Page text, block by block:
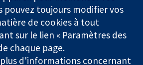
Library
est une association caritative (n°
à responsabilité limitée par garantie (n°
Angleterre et au Pays de Galles. Numéro
pouvez toujours modifier vos
de cookies à tout
sur le lien « Paramètres des
chaque page.
plus d'informations concernant